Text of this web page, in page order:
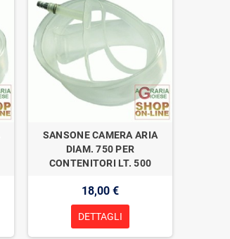
SANSONE CAMERA ARIA
DIAM. 750 PER
CONTENITORI LT. 500
18,00 €
DETTAGLI